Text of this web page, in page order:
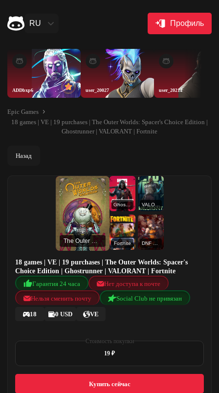
RU Профиль
ADDbxp6 user_20027 user_20214
Epic Games
18 games | VE | 19 purchases | The Outer Worlds: Spacer's Choice Edition |
Ghostrunner | VALORANT | Fortnite
Назад
The Outer Worlds: Spacer's Choice Edition
Ghostrunner VALORANT
Fortnite DNF Duel
18 games | VE | 19 purchases | The Outer Worlds: Spacer's
Choice Edition | Ghostrunner | VALORANT | Fortnite
Гарантия 24 часа
Нет доступа к почте
Нельзя сменить почту
Social Club не привязан
18 0 USD VE
Стоимость покупки
19 ₽
Купить сейчас